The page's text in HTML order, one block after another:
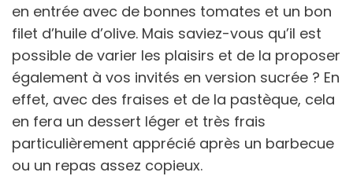
en entrée avec de bonnes tomates et un bon
filet d’huile d’olive. Mais saviez-vous qu’il est
possible de varier les plaisirs et de la proposer
également à vos invités en version sucrée ? En
effet, avec des fraises et de la pastèque, cela
en fera un dessert léger et très frais
particulièrement apprécié après un barbecue
ou un repas assez copieux.